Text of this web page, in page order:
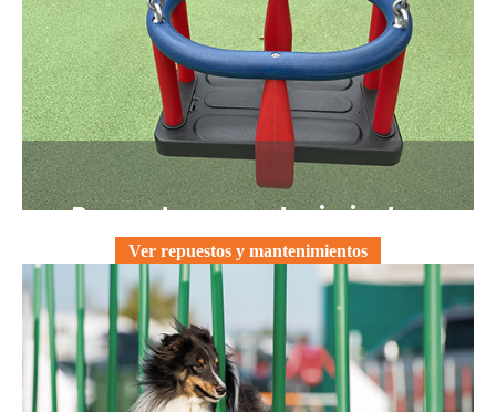
Repuestos y mantenimientos
Ver repuestos y mantenimientos